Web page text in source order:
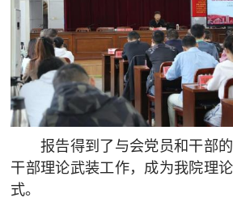
报告得到了与会党员和干部
干部理论武装工作，成为我院理
式。